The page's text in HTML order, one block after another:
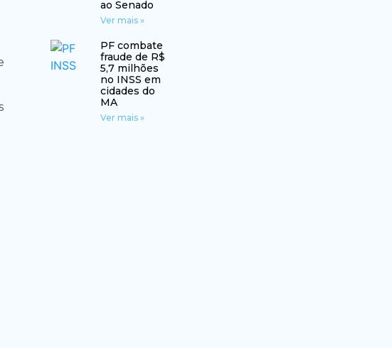
ao Senado
Ver mais »
PF combate
fraude de R$
5,7 milhões
no INSS em
cidades do
MA
Ver mais »